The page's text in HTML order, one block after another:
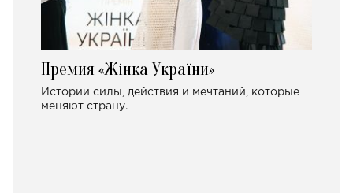
Премия «Жінка України»
Истории силы, действия и мечтаний, которые
меняют страну.